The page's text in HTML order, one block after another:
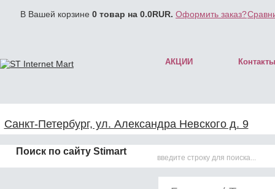
В Вашей корзине 0 товар на 0.0RUR. Оформить заказ?
АКЦИИ Контакты
Санкт-Петербург, ул. Александра Невского д. 9
Поиск по сайту Stimart